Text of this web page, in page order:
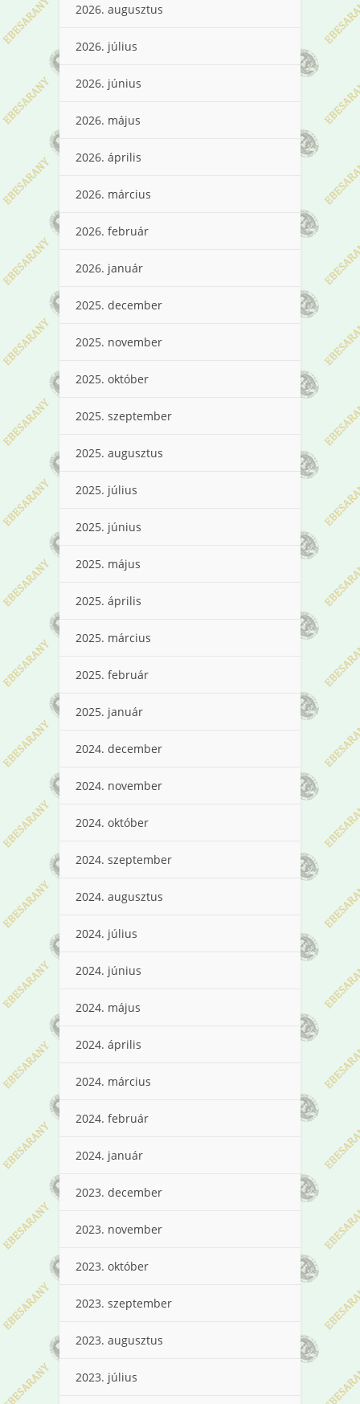
2026. augusztus
2026. július
2026. június
2026. május
2026. április
2026. március
2026. február
2026. január
2025. december
2025. november
2025. október
2025. szeptember
2025. augusztus
2025. július
2025. június
2025. május
2025. április
2025. március
2025. február
2025. január
2024. december
2024. november
2024. október
2024. szeptember
2024. augusztus
2024. július
2024. június
2024. május
2024. április
2024. március
2024. február
2024. január
2023. december
2023. november
2023. október
2023. szeptember
2023. augusztus
2023. július